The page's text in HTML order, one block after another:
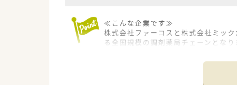
≪こんな企業です≫
株式会社ファーコスと株式会社ミッ
る全国規模の調剤薬局チェーンとな
■コーポレートメッセージは「あなた